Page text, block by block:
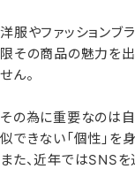
洋服やファッションブ
限その商品の魅力を
せん。
その為に重要なのは
似できない「個性」を
また、近年ではSNS